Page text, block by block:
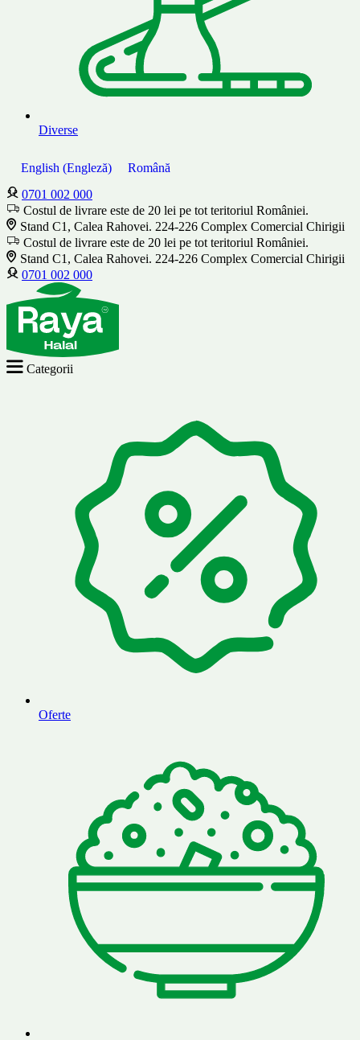
Diverse
English (Engleză)
Română
0701 002 000
Costul de livrare este de 20 lei pe tot teritoriul României.
Stand C1, Calea Rahovei. 224-226 Complex Comercial Chirigii
Costul de livrare este de 20 lei pe tot teritoriul României.
Stand C1, Calea Rahovei. 224-226 Complex Comercial Chirigii
0701 002 000
Categorii
Oferte